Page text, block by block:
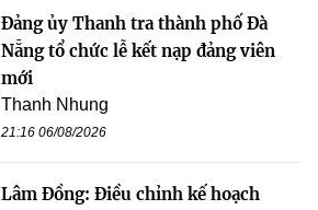
Đảng ủy Thanh tra thành phố Đà
Nẵng tổ chức lễ kết nạp đảng viên
mới
Thanh Nhung
21:16 06/08/2026
Lâm Đồng: Điều chỉnh kế hoạch